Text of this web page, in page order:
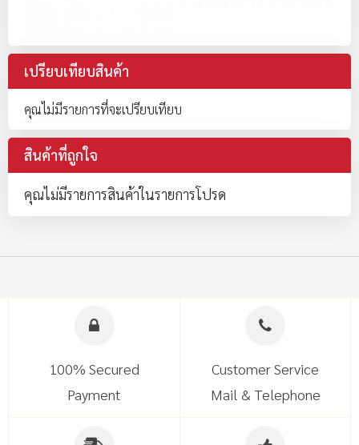
เปรียบเทียบสินค้า
คุณไม่มีรายการที่จะเปรียบเทียบ
สินค้าที่ถูกใจ
คุณไม่มีรายการสินค้าในรายการโปรด
100% Secured
Payment
Customer Service
Mail & Telephone